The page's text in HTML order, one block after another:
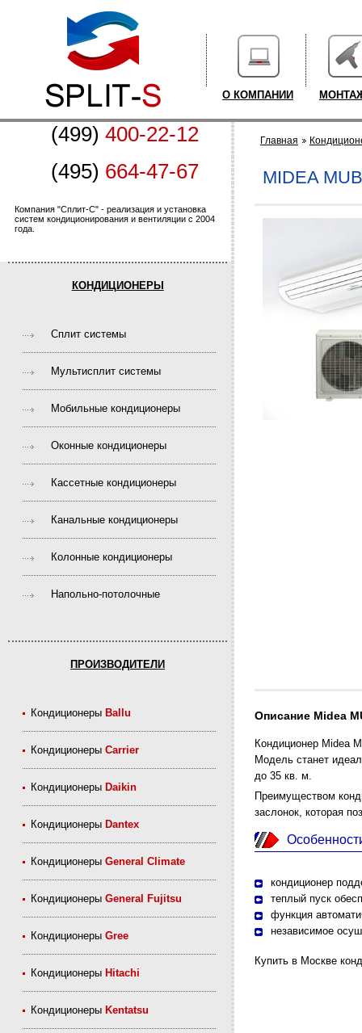
О КОМПАНИИ
(499) 400-22-12
(495) 664-47-67
Компания "Сплит-С" - реализация и установка
систем кондиционирования и вентиляции с 2004
года.
КОНДИЦИОНЕРЫ
Cплит системы
Мультисплит системы
Мобильные кондиционеры
Оконные кондиционеры
Кассетные кондиционеры
Канальные кондиционеры
Колонные кондиционеры
Напольно-потолочные
ПРОИЗВОДИТЕЛИ
Кондиционеры Ballu
КондиционерыCarrier
Кондиционеры Daikin
Кондиционеры Dantex
КондиционерыGeneral Climate
КондиционерыGeneral Fujitsu
КондиционерыGree
Кондиционеры Hitachi
Кондиционеры Kentatsu
Главная
MIDEA
Описание Midea
Кондиционер Midea
Модель станет
до 35 кв. м.
Преимуществом
заслонок, которая
кондиционер
теплый пуск
функция
независимое
Купить в Москве